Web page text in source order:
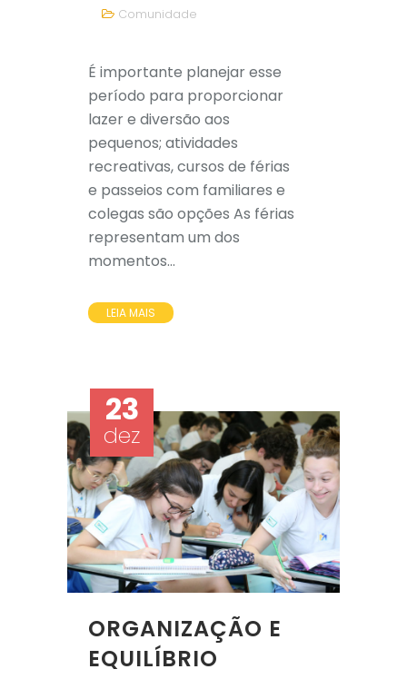
Comunidade
É importante planejar esse
período para proporcionar
lazer e diversão aos
pequenos; atividades
recreativas, cursos de férias
e passeios com familiares e
colegas são opções As férias
representam um dos
momentos...
LEIA MAIS
23
dez
ORGANIZAÇÃO E
EQUILÍBRIO